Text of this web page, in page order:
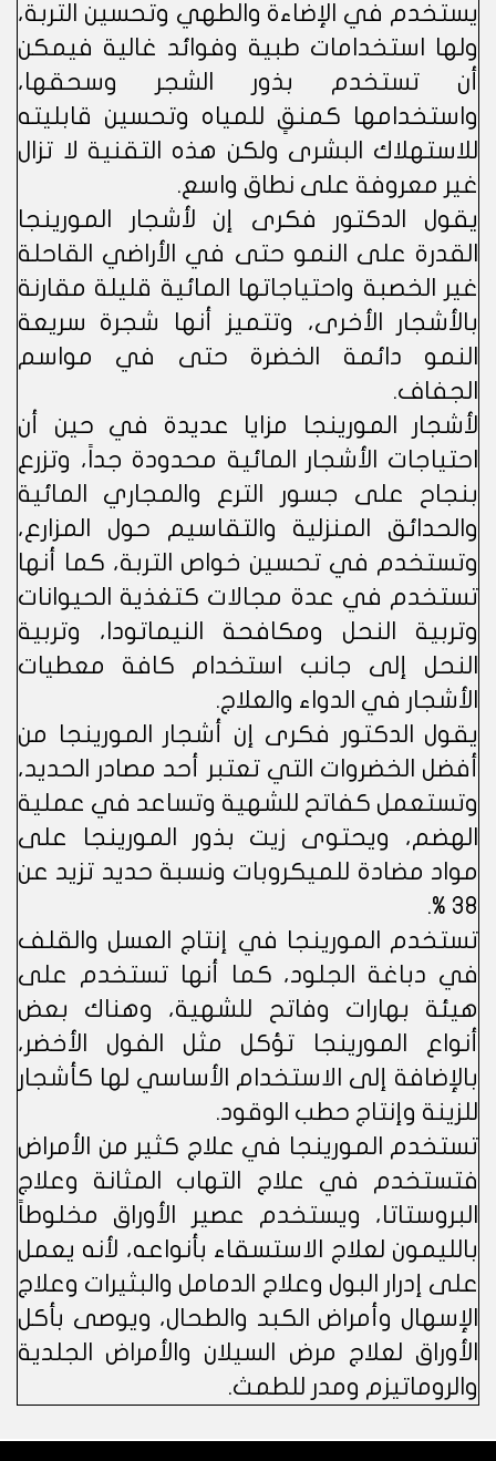
يستخدم في الإضاءة والطهي وتحسين التربة،
ولها استخدامات طبية وفوائد غالية فيمكن
أن تستخدم بذور الشجر وسحقها،
واستخدامها كمنقٍ للمياه وتحسين قابليته
للاستهلاك البشرى ولكن هذه التقنية لا تزال
غير معروفة على نطاق واسع.
يقول الدكتور فكرى إن لأشجار المورينجا
القدرة على النمو حتى في الأراضي القاحلة
غير الخصبة واحتياجاتها المائية قليلة مقارنة
بالأشجار الأخرى، وتتميز أنها شجرة سريعة
النمو دائمة الخضرة حتى في مواسم
الجفاف.
لأشجار المورينجا مزايا عديدة في حين أن
احتياجات الأشجار المائية محدودة جداً، وتزرع
بنجاح على جسور الترع والمجاري المائية
والحدائق المنزلية والتقاسيم حول المزارع،
وتستخدم في تحسين خواص التربة، كما أنها
تستخدم في عدة مجالات كتغذية الحيوانات
وتربية النحل ومكافحة النيماتودا، وتربية
النحل إلى جانب استخدام كافة معطيات
الأشجار في الدواء والعلاج.
يقول الدكتور فكرى إن أشجار المورينجا من
أفضل الخضروات التي تعتبر أحد مصادر الحديد،
وتستعمل كفاتح للشهية وتساعد في عملية
الهضم، ويحتوى زيت بذور المورينجا على
مواد مضادة للميكروبات ونسبة حديد تزيد عن
38 %.
تستخدم المورينجا في إنتاج العسل والقلف
في دباغة الجلود، كما أنها تستخدم على
هيئة بهارات وفاتح للشهية، وهناك بعض
أنواع المورينجا تؤكل مثل الفول الأخضر،
بالإضافة إلى الاستخدام الأساسي لها كأشجار
للزينة وإنتاج حطب الوقود.
تستخدم المورينجا في علاج كثير من الأمراض
فتستخدم في علاج التهاب المثانة وعلاج
البروستاتا، ويستخدم عصير الأوراق مخلوطاً
بالليمون لعلاج الاستسقاء بأنواعه، لأنه يعمل
على إدرار البول وعلاج الدمامل والبثيرات وعلاج
الإسهال وأمراض الكبد والطحال، ويوصى بأكل
الأوراق لعلاج مرض السيلان والأمراض الجلدية
والروماتيزم ومدر للطمث.